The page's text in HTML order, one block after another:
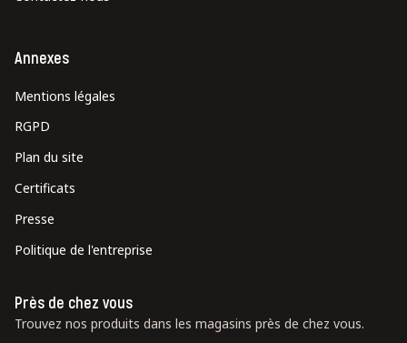
Annexes
Mentions légales
RGPD
Plan du site
Certificats
Presse
Politique de l'entreprise
Près de chez vous
Trouvez nos produits dans les magasins près de chez vous.